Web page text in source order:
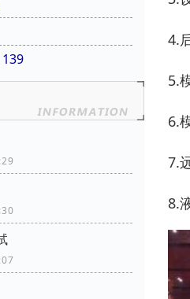
139
4.
5.
6.
7.
8.